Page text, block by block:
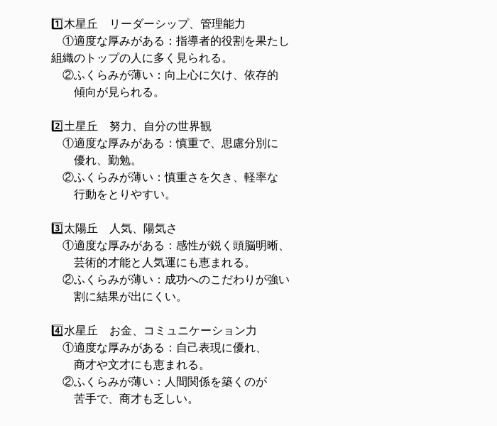
1️⃣木星丘 リーダーシップ、管理能力
①適度な厚みがある：指導者的役割を果たし
組織のトップの人に多く見られる。
②ふくらみが薄い：向上心に欠け、依存的
傾向が見られる。
2️⃣土星丘 努力、自分の世界観
①適度な厚みがある：慎重で、思慮分別に
優れ、勤勉。
②ふくらみが薄い：慎重さを欠き、軽率な
行動をとりやすい。
3️⃣太陽丘 人気、陽気さ
①適度な厚みがある：感性が鋭く頭脳明晰、
芸術的才能と人気運にも恵まれる。
②ふくらみが薄い：成功へのこだわりが強い
割に結果が出にくい。
4️⃣水星丘 お金、コミュニケーション力
①適度な厚みがある：自己表現に優れ、
商才や文才にも恵まれる。
②ふくらみが薄い：人間関係を築くのが
苦手で、商才も乏しい。